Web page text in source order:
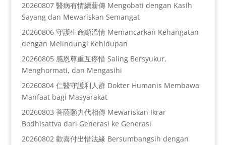
20260807 醫病有情續薪傳 Mengobati dengan Kasih
Sayang dan Mewariskan Semangat
20260806 守護生命顯溫情 Memancarkan Kehangatan
dengan Melindungi Kehidupan
20260805 感恩尊重互疼惜 Saling Bersyukur,
Menghormati, dan Mengasihi
20260804 仁醫守護利人群 Dokter Humanis Membawa
Manfaat bagi Masyarakat
20260803 菩薩願力代相傳 Mewariskan Ikrar
Bodhisattva dari Generasi ke Generasi
20260802 歡喜付出惜法緣 Bersumbangsih dengan